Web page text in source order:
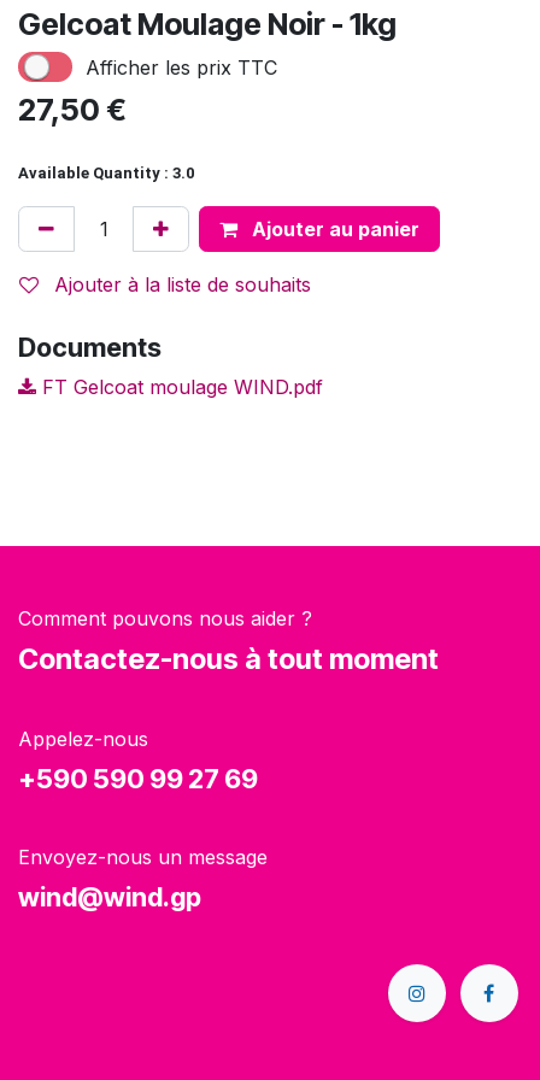
Gelcoat Moulage Noir - 1kg
Afficher les prix TTC
27,50 €
Available Quantity : 3.0
Ajouter au panier
Ajouter à la liste de souhaits
Documents
FT Gelcoat moulage WIND.pdf
Comment pouvons nous aider ?
Contactez-nous à tout moment
Appelez-nous
+590 590 99 27 69
Envoyez-nous un message
wind@wind.gp